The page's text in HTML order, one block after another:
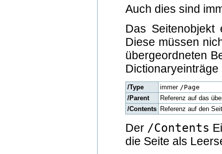
Auch dies sind
Das Seitenobjekt
Diese müssen
übergeordneten
Dictionaryeinträge
/Type immer /Page
/Parent
Referenz auf das
/Contents
Referenz auf den
Der /Contents
die Seite als